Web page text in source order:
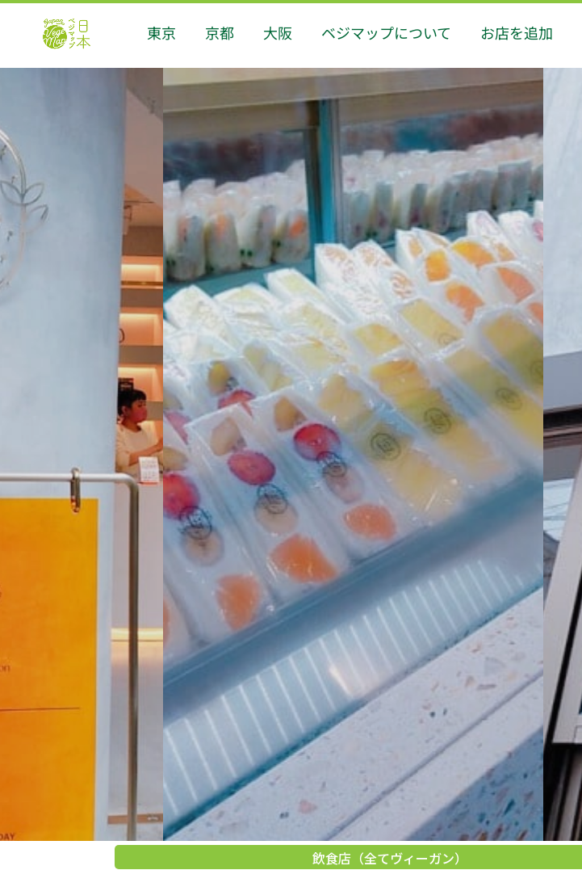
東京 京都 大阪 ベジマップについて お店を追加
飲食店（全てヴィーガン）